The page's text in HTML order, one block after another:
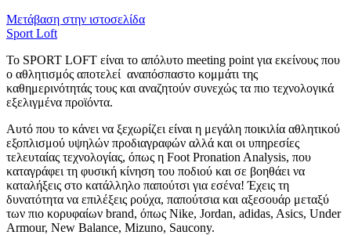
Μετάβαση στην ιστοσελίδα
Sport Loft
Το SPORT LOFT είναι το απόλυτο meeting point για εκείνους που
ο αθλητισμός αποτελεί αναπόσπαστο κομμάτι της
καθημερινότητάς τους και αναζητούν συνεχώς τα πιο τεχνολογικά
εξελιγμένα προϊόντα.
Αυτό που το κάνει να ξεχωρίζει είναι η μεγάλη ποικιλία αθλητικού
εξοπλισμού υψηλών προδιαγραφών αλλά και οι υπηρεσίες
τελευταίας τεχνολογίας, όπως η Foot Pronation Analysis, που
καταγράφει τη φυσική κίνηση του ποδιού και σε βοηθάει να
καταλήξεις στο κατάλληλο παπούτσι για εσένα! Έχεις τη
δυνατότητα να επιλέξεις ρούχα, παπούτσια και αξεσουάρ μεταξύ
των πιο κορυφαίων brand, όπως Nike, Jordan, adidas, Asics, Under
Armour, New Balance, Mizuno, Saucony.